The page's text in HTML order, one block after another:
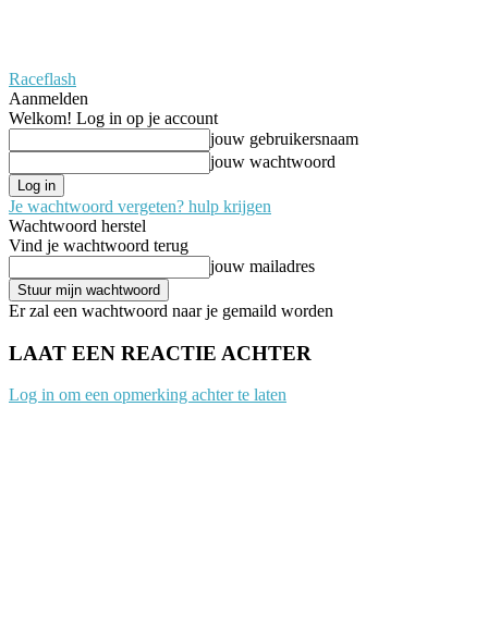
Raceflash
Aanmelden
Welkom! Log in op je account
jouw gebruikersnaam
jouw wachtwoord
Je wachtwoord vergeten? hulp krijgen
Wachtwoord herstel
Vind je wachtwoord terug
jouw mailadres
Er zal een wachtwoord naar je gemaild worden
LAAT EEN REACTIE ACHTER
Log in om een opmerking achter te laten